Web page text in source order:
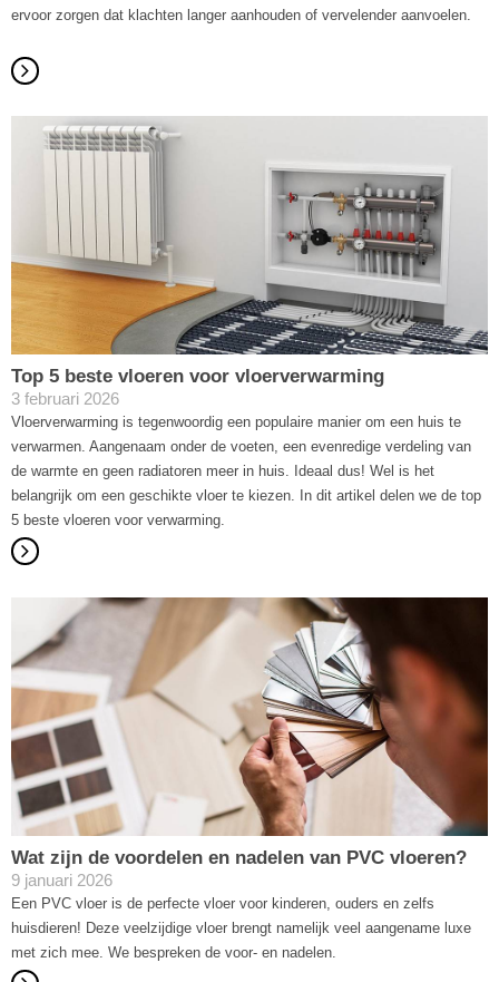
ervoor zorgen dat klachten langer aanhouden of vervelender aanvoelen.
Top 5 beste vloeren voor vloerverwarming
3 februari 2026
Vloerverwarming is tegenwoordig een populaire manier om een huis te
verwarmen. Aangenaam onder de voeten, een evenredige verdeling van
de warmte en geen radiatoren meer in huis. Ideaal dus! Wel is het
belangrijk om een geschikte vloer te kiezen. In dit artikel delen we de top
5 beste vloeren voor verwarming.
Wat zijn de voordelen en nadelen van PVC vloeren?
9 januari 2026
Een PVC vloer is de perfecte vloer voor kinderen, ouders en zelfs
huisdieren! Deze veelzijdige vloer brengt namelijk veel aangename luxe
met zich mee. We bespreken de voor- en nadelen.